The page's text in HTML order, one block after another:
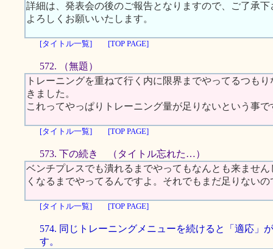
詳細は、発表会の後のご報告となりますので、ご了承下
よろしくお願いいたします。
[タイトル一覧] [TOP PAGE]
572. （無題）
トレーニングを重ねて行く内に限界までやってるつも
きました。
これってやっぱりトレーニング量が足りないという事で
[タイトル一覧] [TOP PAGE]
573. 下の続き （タイトル忘れた…）
ベンチプレスでも潰れるまでやってもなんとも来ませ
くなるまでやってるんですよ。それでもまだ足りない
[タイトル一覧] [TOP PAGE]
574. 同じトレーニングメニューを続けると「適応」
す。